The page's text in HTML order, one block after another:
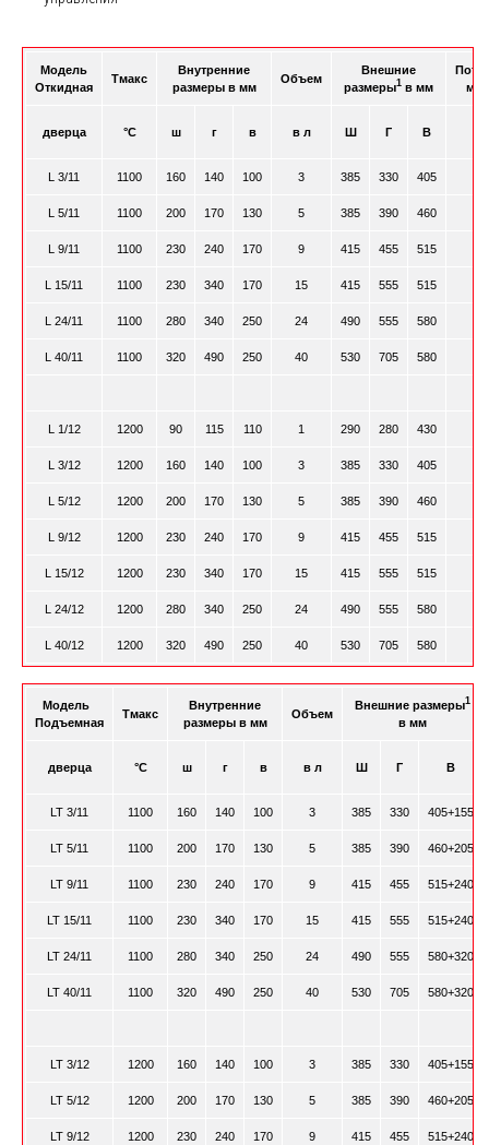
Модель
Откидная
Tмакс
Внутренние
размеры в мм
Объем
Внешние
размеры1 в мм
дверца °C ш г в в л Ш Г В
L 3/11 1100 160 140 100 3 385 330 405
L 5/11 1100 200 170 130 5 385 390 460
L 9/11 1100 230 240 170 9 415 455 515
L 15/11 1100 230 340 170 15 415 555 515
L 24/11 1100 280 340 250 24 490 555 580
L 40/11 1100 320 490 250 40 530 705 580
L 1/12 1200 90 115 110 1 290 280 430
L 3/12 1200 160 140 100 3 385 330 405
L 5/12 1200 200 170 130 5 385 390 460
L 9/12 1200 230 240 170 9 415 455 515
L 15/12 1200 230 340 170 15 415 555 515
L 24/12 1200 280 340 250 24 490 555 580
L 40/12 1200 320 490 250 40 530 705 580
Модель
Подъемная
Tмакс
Внутренние
размеры в мм
Объем
Внешние размеры1
в мм
дверца °C ш г в в л Ш Г В
LT 3/11 1100 160 140 100 3 385 330 405+155
LT 5/11 1100 200 170 130 5 385 390 460+205
LT 9/11 1100 230 240 170 9 415 455 515+240
LT 15/11 1100 230 340 170 15 415 555 515+240
LT 24/11 1100 280 340 250 24 490 555 580+320
LT 40/11 1100 320 490 250 40 530 705 580+320
LT 3/12 1200 160 140 100 3 385 330 405+155
LT 5/12 1200 200 170 130 5 385 390 460+205
LT 9/12 1200 230 240 170 9 415 455 515+240